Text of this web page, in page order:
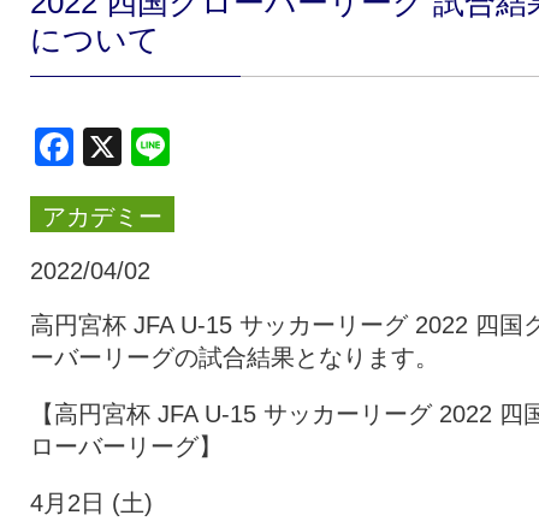
クラブ・会社情報 レディース
ファンクラブ
トップチーム アカデミー
スポンサー
について
Facebook
X
アカデミー
2022/04/02
高円宮杯 JFA U-15 サッカーリーグ 2022 四国
ーバーリーグの試合結果となります。
【高円宮杯 JFA U-15 サッカーリーグ 2022 四
ローバーリーグ】
4月2日 (土)